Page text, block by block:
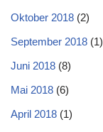
Oktober 2018 (2)
September 2018 (1)
Juni 2018 (8)
Mai 2018 (6)
April 2018 (1)